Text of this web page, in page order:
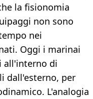
la fisionomia
non sono
nei
Oggi i marinai
all'interno di
dall'esterno, per
L'analogia